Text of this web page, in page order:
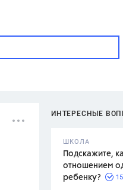
ИНТЕРЕСНЫЕ
ШКОЛА
Подскажите,
отношением
ребенку?
15